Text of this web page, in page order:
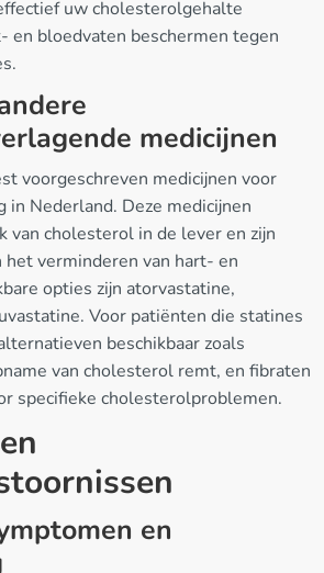
uw cholesterolgehalte
en bloedvaten beschermen tegen
medicijnen
voorgeschreven medicijnen voor
Nederland. Deze medicijnen
van cholesterol in de lever en zijn
verminderen van hart- en
opties zijn atorvastatine,
Voor patiënten die statines
beschikbaar zoals
van cholesterol remt, en fibraten
specifieke cholesterolproblemen.
en